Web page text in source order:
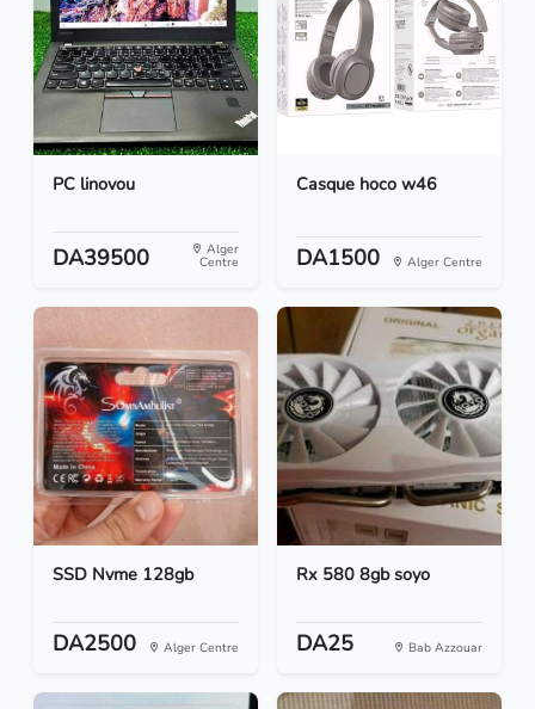
PC linovou
DA39500 Alger
Centre
Casque hoco w46
DA1500 Alger Centre
SSD Nvme 128gb
DA2500 Alger Centre
Rx 580 8gb soyo
DA25 Bab Azzouar